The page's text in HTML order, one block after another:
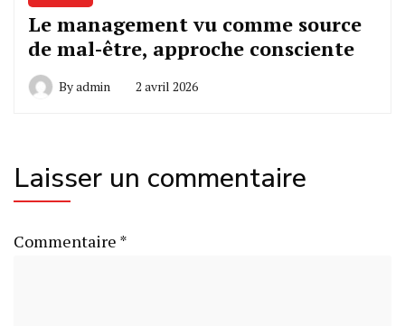
Le management vu comme source
de mal-être, approche consciente
Byadmin 2 avril 2026
Laisser un commentaire
Commentaire *